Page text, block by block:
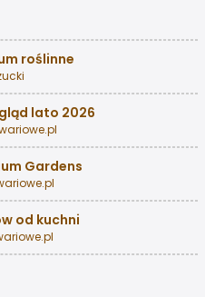
roślinne
lato 2026
Gardens
od kuchni